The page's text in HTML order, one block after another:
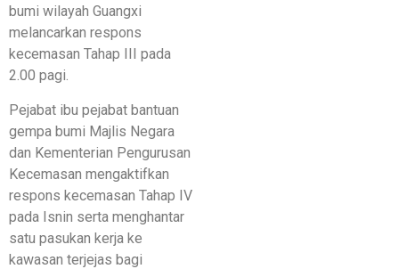
bumi wilayah Guangxi
melancarkan respons
kecemasan Tahap III pada
2.00 pagi.
Pejabat ibu pejabat bantuan
gempa bumi Majlis Negara
dan Kementerian Pengurusan
Kecemasan mengaktifkan
respons kecemasan Tahap IV
pada Isnin serta menghantar
satu pasukan kerja ke
kawasan terjejas bagi